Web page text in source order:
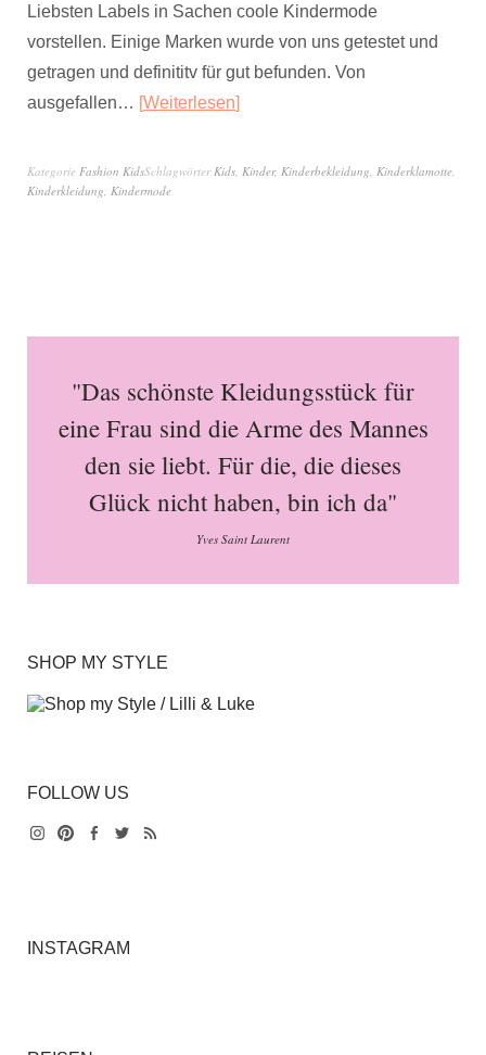
Liebsten Labels in Sachen coole Kindermode
vorstellen. Einige Marken wurde von uns getestet und
getragen und definititv für gut befunden. Von
ausgefallen… Weiterlesen
Kategorie Fashion KidsSchlagwörterKids, Kinder, Kinderbekleidung, Kinderklamotte,
Kinderkleidung, Kindermode
"Das schönste Kleidungsstück für
eine Frau sind die Arme des Mannes
den sie liebt. Für die, die dieses
Glück nicht haben, bin ich da"
Yves Saint Laurent
SHOP MY STYLE
FOLLOW US
INSTAGRAM